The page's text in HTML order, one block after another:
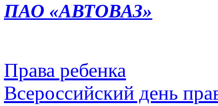
ПАО «АВТОВАЗ»
Права ребенка
Всероссийский день